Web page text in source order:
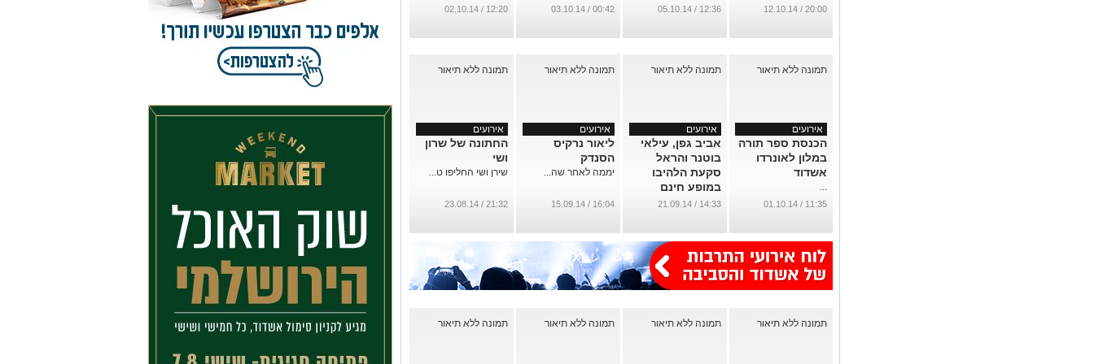
...
20:00 / 12.10.14
12:36 / 05.10.14
שגיא ויעקב"
בוידאו - אלפים
הסליחות")
00:42 / 03.10.14
12:20 / 02.10.14
אירועים
הכנסת ספר תורה
במלון לאונרדו
אשדוד
...
11:35 / 01.10.14
אירועים
אביב גפן, עילאי
בוטנר והראל
סקעת הלהיבו
במופע חינם
לתושבי אשדוד
תמונות)
14:33 / 21.09.14
אירועים
ליאור נרקיס
הסנדק
יממה לאחר שה...
16:04 / 15.09.14
אירועים
החתונה של שרון
ושי
שירן ושי החליפו ט...
21:32 / 23.08.14